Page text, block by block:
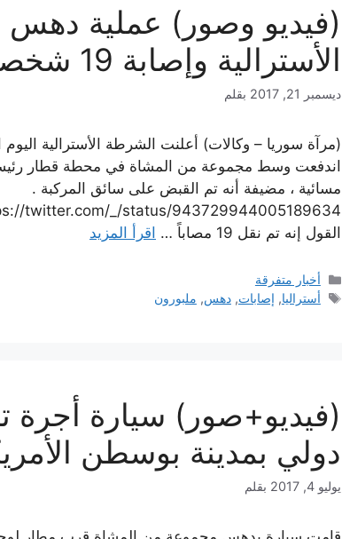
(فيديو وصور) عملية دهس
الأسترالية وإصابة 19 شخصاً
ديسمبر 21, 2017 بقلم
اندفعت وسط مجموعة من المشاة في محطة قطار
مسائية ، مضيفة أنه تم القبض على سائق المركبة .
القول إنه تم نقل 19 مصاباً …
اقرأ المزيد
التصنيفات
أخبار متفرقة
الوسوم
أستراليا, إصابات,دهس, ملبورون
(فيديو+صور) سيارة
دولي بمدينة بوسطن
يوليو 4, 2017 بقلم